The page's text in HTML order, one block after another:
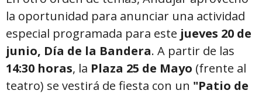
la oportunidad para anunciar una actividad
especial programada para este jueves 20 de
junio, Día de la Bandera. A partir de las
14:30 horas, la Plaza 25 de Mayo (frente al
teatro) se vestirá de fiesta con un "Patio de